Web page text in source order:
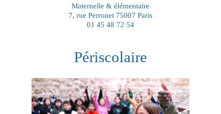
Maternelle & élémentaire
7, rue Perronet 75007 Paris
01 45 48 72 54
Périscolaire